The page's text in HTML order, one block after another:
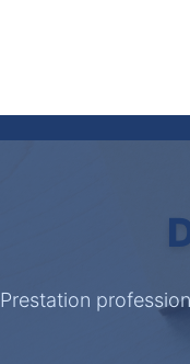
Prestation